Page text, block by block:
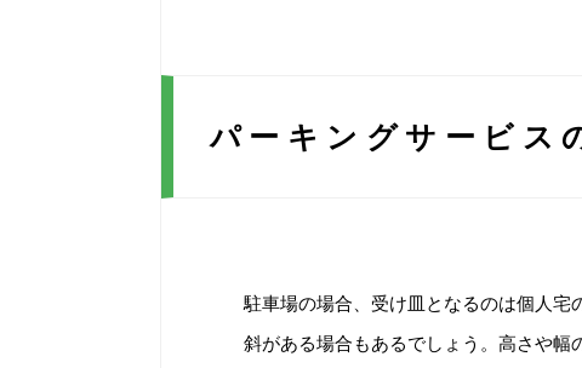
パーキングサービス
駐車場の場合、受け皿となるのは個人宅
斜がある場合もあるでしょう。高さや幅